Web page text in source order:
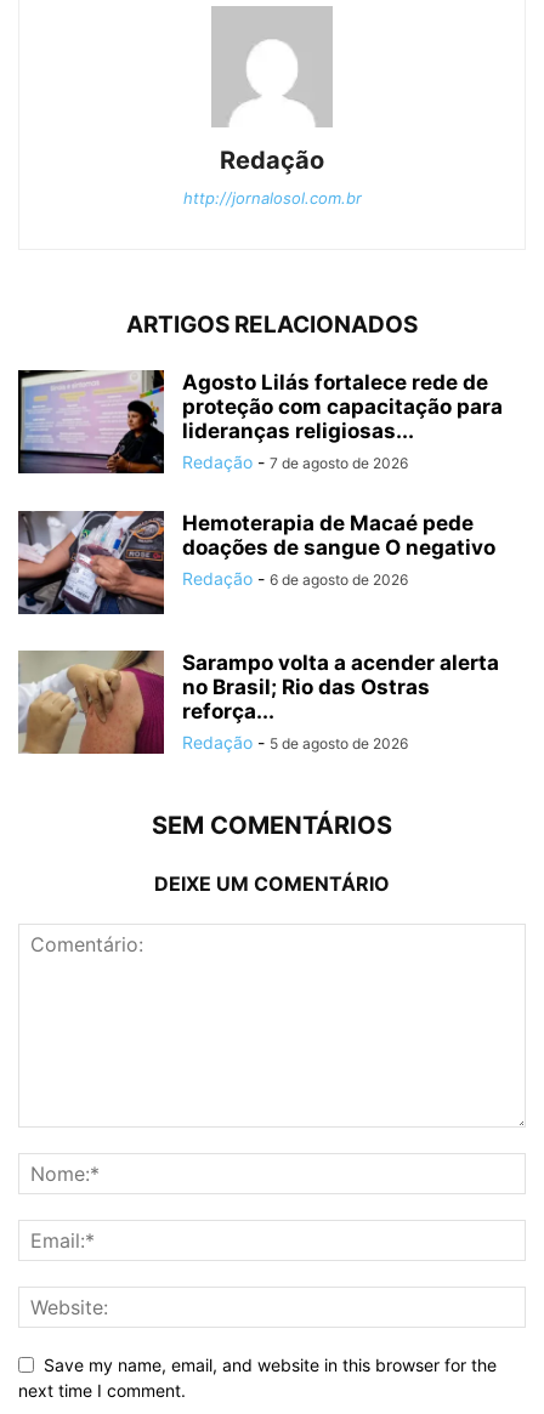
Redação
http://jornalosol.com.br
ARTIGOS RELACIONADOS
Agosto Lilás fortalece rede de
proteção com capacitação para
lideranças religiosas...
Redação - 7 de agosto de 2026
Hemoterapia de Macaé pede
doações de sangue O negativo
Redação - 6 de agosto de 2026
Sarampo volta a acender alerta
no Brasil; Rio das Ostras
reforça...
Redação - 5 de agosto de 2026
SEM COMENTÁRIOS
DEIXE UM COMENTÁRIO
Save my name, email, and website in this browser for the
next time I comment.